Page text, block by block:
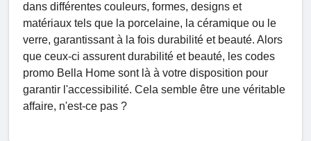
dans différentes couleurs, formes, designs et
matériaux tels que la porcelaine, la céramique ou le
verre, garantissant à la fois durabilité et beauté. Alors
que ceux-ci assurent durabilité et beauté, les codes
promo Bella Home sont là à votre disposition pour
garantir l'accessibilité. Cela semble être une véritable
affaire, n'est-ce pas ?